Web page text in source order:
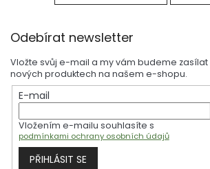
Odebírat newsletter
Vložte svůj e-mail a my vám budeme
nových produktech na našem e-shopu.
E-mail
Vložením e-mailu souhlasíte s
podmínkami ochrany osobních údajů
PŘIHLÁSIT SE